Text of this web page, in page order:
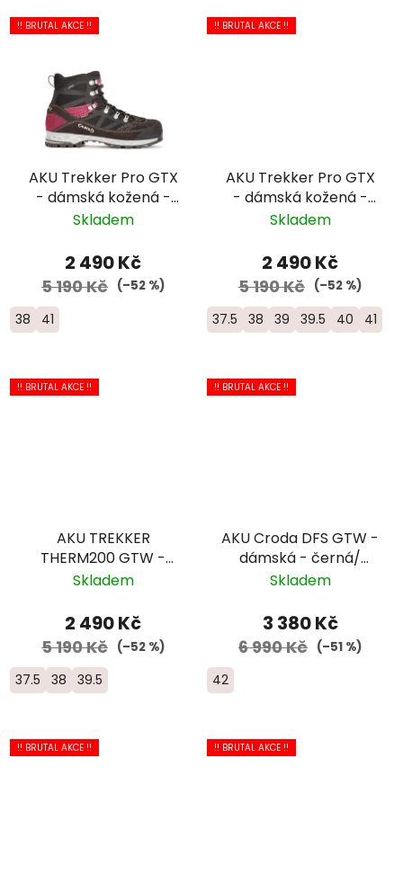
!! BRUTAL AKCE !!
AKU Trekker Pro GTX
- dámská kožená -
černá/fialová
Skladem
2 490 Kč
5 190 Kč (–52 %)
38 41
!! BRUTAL AKCE !!
AKU Trekker Pro GTX
- dámská kožená -
šedá/fialová
Skladem
2 490 Kč
5 190 Kč (–52 %)
37.5 38 39 39.5 40 41
!! BRUTAL AKCE !!
AKU TREKKER
THERM200 GTW -
dámská - černá/
Skladem
2 490 Kč
5 190 Kč (–52 %)
37.5 38 39.5
!! BRUTAL AKCE !!
AKU Croda DFS GTW -
dámská - černá/
šedá/modrá
Skladem
3 380 Kč
6 990 Kč (–51 %)
42
!! BRUTAL AKCE !! !! BRUTAL AKCE !!